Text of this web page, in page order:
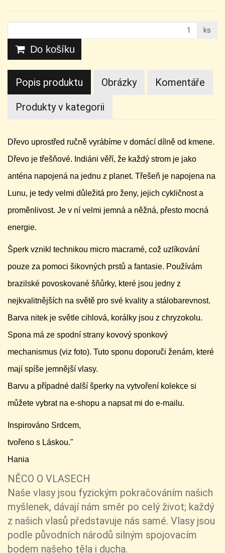
ks
Do košíku
Popis produktu Obrázky Komentáře
Produkty v kategorii
Dřevo uprostřed ručně vyrábíme v domácí dílně od kmene.
Dřevo je třešňové. I ndiáni věří, že každý strom je jako
anténa napojená na jednu z planet. Třešeň je napojena na
Lunu, je tedy velmi důležitá pro ženy, jejich cykličnost a
proměnlivost. Je v ní velmi jemná a něžná, přesto mocná
energie.
Šperk vznikl technikou micro macramé, což uzlíkování
pouze za pomoci šikovných prstů a fantasie. Používám
brazilské povoskované šňůrky, které jsou jedny z
nejkvalitnějších na světě pro své kvality a stálobarevnost.
Barva nitek je světle cihlová, korálky jsou z chryzokolu.
Spona má ze spodní strany kovový sponkový
mechanismus (viz foto). Tuto sponu doporuči ženám, které
mají spíše jemnější vlasy.
Barvu a případné další šperky na vytvoření kolekce si
můžete vybrat na e-shopu a napsat mi do e-mailu.
Inspirováno Srdcem,
tvořeno s Láskou."
Hania
NĚCO O VLASECH
Naše vlasy jsou fyzickým pokračováním našich
myšlenek, dávají nám směr po celý život; každý
z našich vlasů představuje nás samé. Vlasy jsou
podle původních národů silným spojovacím
bodem našeho těla i ducha.